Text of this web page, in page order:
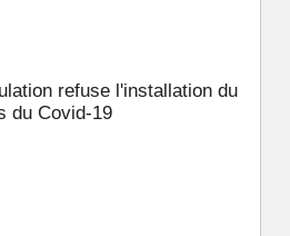
refuse l'installation du
du Covid-19